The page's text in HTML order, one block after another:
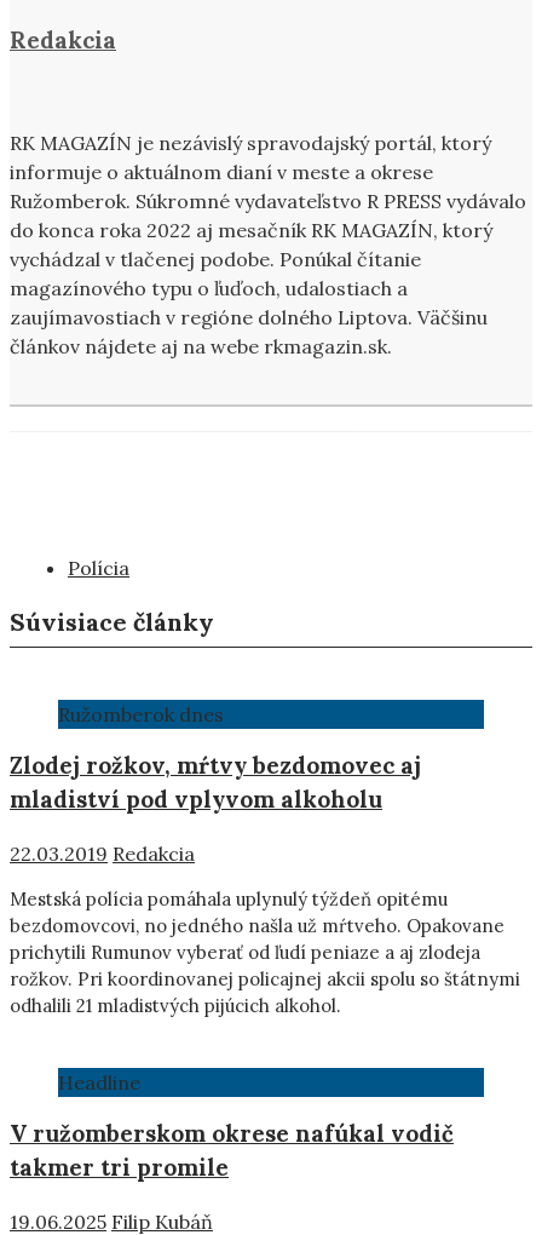
Redakcia
RK MAGAZÍN je nezávislý spravodajský portál, ktorý
informuje o aktuálnom dianí v meste a okrese
Ružomberok. Súkromné vydavateľstvo R PRESS vydávalo
do konca roka 2022 aj mesačník RK MAGAZÍN, ktorý
vychádzal v tlačenej podobe. Ponúkal čítanie
magazínového typu o ľuďoch, udalostiach a
zaujímavostiach v regióne dolného Liptova. Väčšinu
článkov nájdete aj na webe rkmagazin.sk.
Polícia
Súvisiace články
Ružomberok dnes
Zlodej rožkov, mŕtvy bezdomovec aj
mladiství pod vplyvom alkoholu
22.03.2019 Redakcia
Mestská polícia pomáhala uplynulý týždeň opitému
bezdomovcovi, no jedného našla už mŕtveho. Opakovane
prichytili Rumunov vyberať od ľudí peniaze a aj zlodeja
rožkov. Pri koordinovanej policajnej akcii spolu so štátnymi
odhalili 21 mladistvých pijúcich alkohol.
Headline
V ružomberskom okrese nafúkal vodič
takmer tri promile
19.06.2025 Filip Kubáň